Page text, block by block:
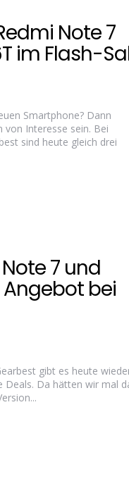
Note 7
im Flash-
Smartphone? Dann
von Interesse sein. Bei
sind heute gleich drei
7 und
Angebot bei
gibt es heute
Deals. Da hätten wir mal